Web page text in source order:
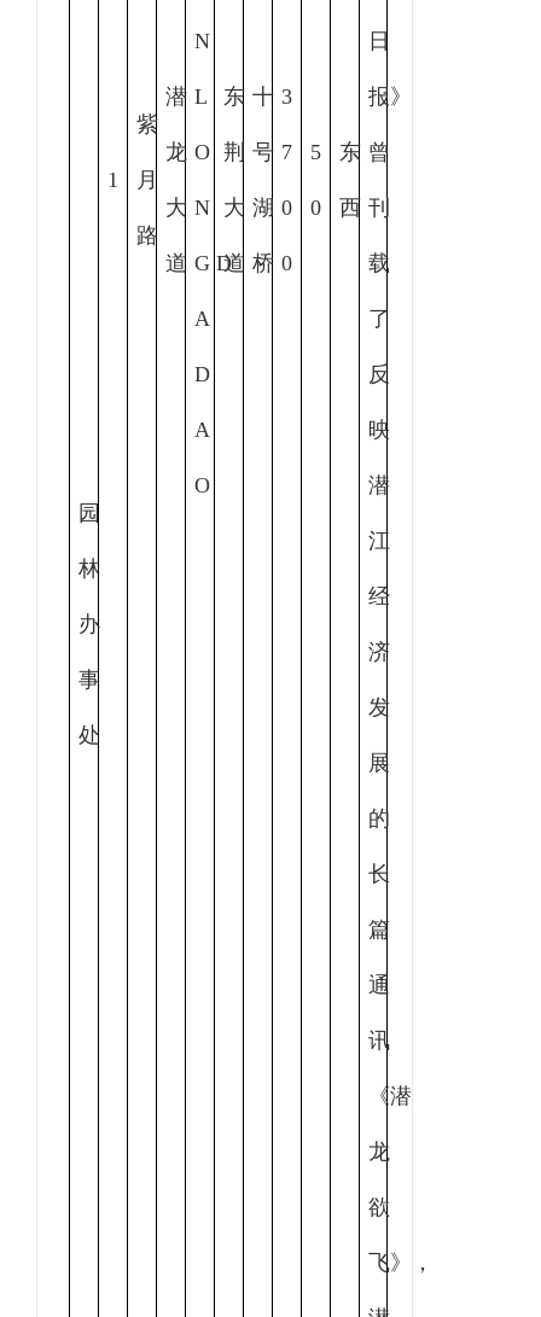
园
林
办
事
处
1
紫
月
路
潜
龙
大
道
N
L
O
N
G D
A
D
A
O
东
荆
大
道
十
号
湖
桥
3
7
0
0
5
0
东
西
日
报》
曾
刊
载
了
反
映
潜
江
经
济
发
展
的
长
篇
通
讯
《潜
龙
欲
飞》，